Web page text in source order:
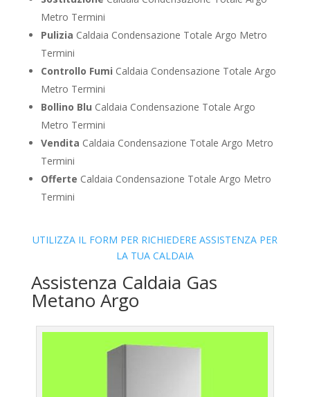
Metro Termini
Pulizia Caldaia Condensazione Totale Argo Metro
Termini
Controllo Fumi Caldaia Condensazione Totale Argo
Metro Termini
Bollino Blu Caldaia Condensazione Totale Argo
Metro Termini
Vendita Caldaia Condensazione Totale Argo Metro
Termini
Offerte Caldaia Condensazione Totale Argo Metro
Termini
UTILIZZA IL FORM PER RICHIEDERE ASSISTENZA PER
LA TUA CALDAIA
Assistenza Caldaia Gas
Metano Argo